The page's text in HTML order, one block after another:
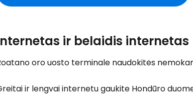
ir belaidis internetas
oro uosto terminale naudokitės
ir lengvai internetu gaukite Hondūro